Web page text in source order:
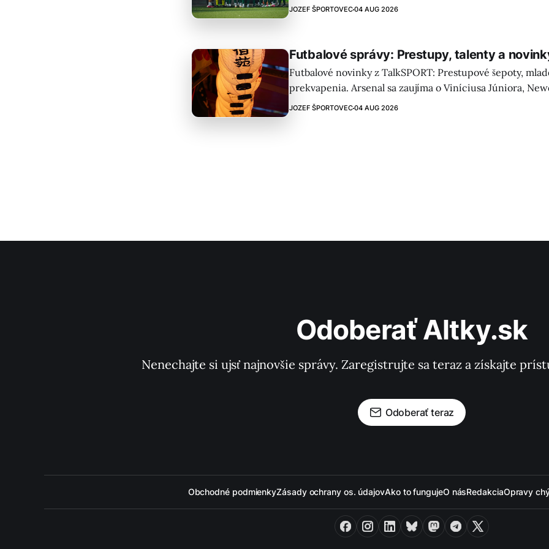
zisku titulu a verí v potenciál „červených diablov“.
JOZEF ŠPORTOVEC04 AUG 2026
Futbalové správy: Prestupy, talenty a
Futbalové novinky z TalkSPORT: Prestupové šepoty,
prekvapenia. Arsenal sa zaujíma o Viníciusa Júniora,
Bruna Guimarãesa a Chelsea mení stratégiu. História
JOZEF ŠPORTOVEC04 AUG 2026
Odoberať Altky.sk
Nenechajte si ujsť najnovšie správy. Zaregistrujte sa teraz a získajte
Odoberať teraz
Obchodné podmienkyZásady ochrany os. údajovAko to fungujeO násRedakciaOpravy
FacebookInstagramLinkedInBlueskyMastodon
Telegram
X